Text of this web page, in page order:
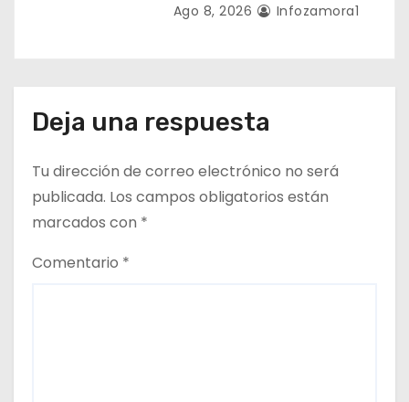
Ago 8, 2026 Infozamora1
Deja una respuesta
Tu dirección de correo electrónico no será
publicada. Los campos obligatorios están
marcados con *
Comentario *